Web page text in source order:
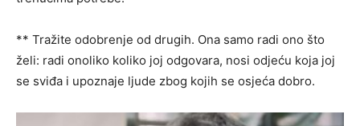
** Tražite odobrenje od drugih. Ona samo radi ono što
želi: radi onoliko koliko joj odgovara, nosi odjeću koja joj
se sviđa i upoznaje ljude zbog kojih se osjeća dobro.